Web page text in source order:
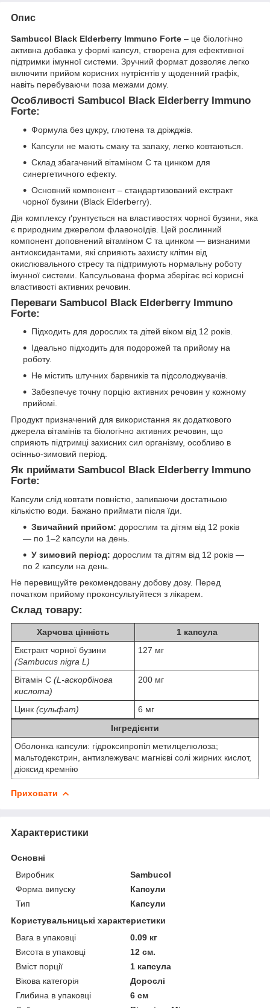
Опис
Sambucol Black Elderberry Immuno Forte – це біологічно
активна добавка у формі капсул, створена для ефективної
підтримки імунної системи. Зручний формат дозволяє легко
включити прийом корисних нутрієнтів у щоденний графік,
навіть перебуваючи поза межами дому.
Особливості Sambucol Black Elderberry Immuno
Forte:
Формула без цукру, глютена та дріжджів.
Капсули не мають смаку та запаху, легко ковтаються.
Склад збагачений вітаміном С та цинком для
синергетичного ефекту.
Основний компонент – стандартизований екстракт
чорної бузини (Black Elderberry).
Дія комплексу ґрунтується на властивостях чорної бузини, яка
є природним джерелом флавоноїдів. Цей рослинний
компонент доповнений вітаміном С та цинком — визнаними
антиоксидантами, які сприяють захисту клітин від
окислювального стресу та підтримують нормальну роботу
імунної системи. Капсульована форма зберігає всі корисні
властивості активних речовин.
Переваги Sambucol Black Elderberry Immuno
Forte:
Підходить для дорослих та дітей віком від 12 років.
Ідеально підходить для подорожей та прийому на
роботу.
Не містить штучних барвників та підсолоджувачів.
Забезпечує точну порцію активних речовин у кожному
прийомі.
Продукт призначений для використання як додаткового
джерела вітамінів та біологічно активних речовин, що
сприяють підтримці захисних сил організму, особливо в
осінньо-зимовий період.
Як приймати Sambucol Black Elderberry Immuno
Forte:
Капсули слід ковтати повністю, запиваючи достатньою
кількістю води. Бажано приймати після їди.
Звичайний прийом: дорослим та дітям від 12 років
— по 1–2 капсули на день.
У зимовий період: дорослим та дітям від 12 років —
по 2 капсули на день.
Не перевищуйте рекомендовану добову дозу. Перед
початком прийому проконсультуйтеся з лікарем.
Склад товару:
Харчова цінність
1 капсула
Екстракт чорної бузини
(Sambucus nigra L)
127 мг
Вітамін C (L-аскорбінова
кислота)
200 мг
Цинк (сульфат)
6 мг
Інгредієнти
Оболонка капсули: гідроксипропіл метилцелюлоза;
мальтодекстрин, антизлежувач: магнієві солі жирних кислот,
діоксид кремнію
Приховати
Характеристики
Основні
Виробник
Sambucol
Форма випуску
Капсули
Тип
Капсули
Користувальницькі характеристики
Вага в упаковці
0.09 кг
Висота в упаковці
12 см.
Вміст порції
1 капсула
Вікова категорія
Дорослі
Глибина в упаковці
6 см